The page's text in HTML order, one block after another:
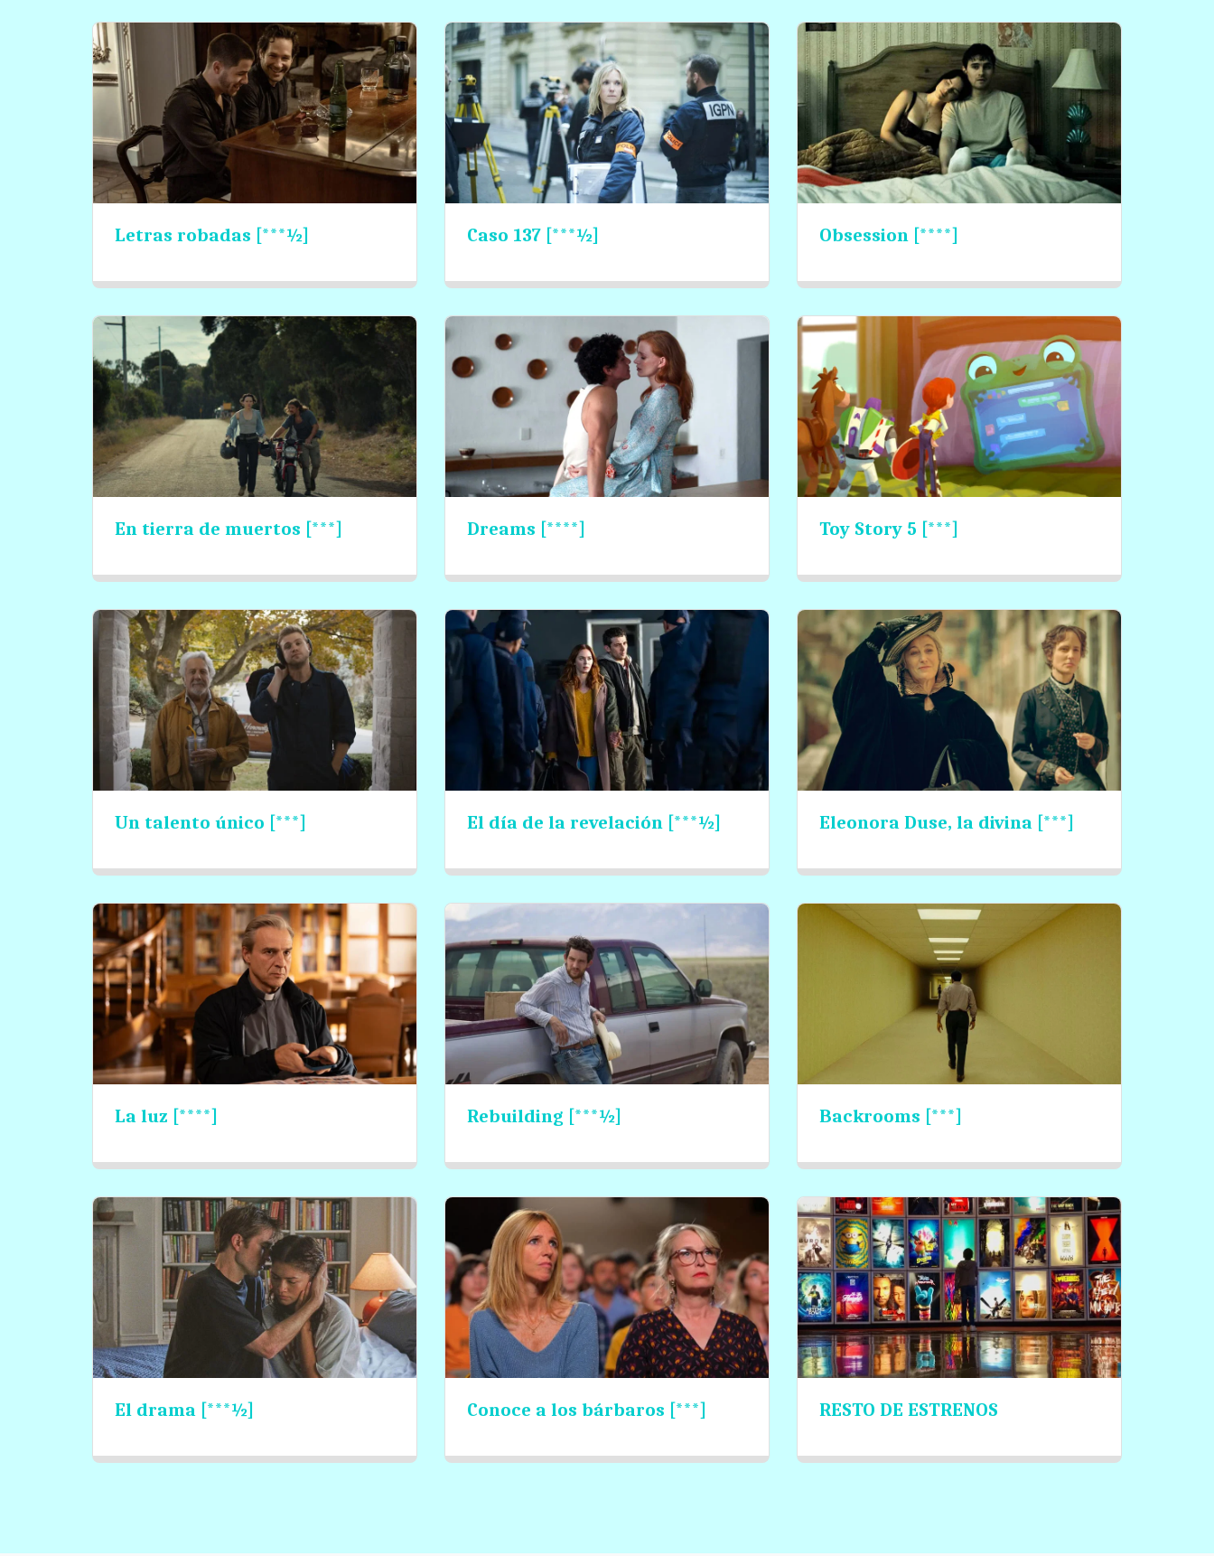
Letras robadas [***½] Caso 137 [***½] Obsession [****]
En tierra de muertos [***] Dreams [****] Toy Story 5 [***]
Un talento único [***] El día de la revelación [***½] Eleonora Duse, la divina [***]
La luz [****] Rebuilding [***½] Backrooms [***]
El drama [***½] Conoce a los bárbaros [***] RESTO DE ESTRENOS